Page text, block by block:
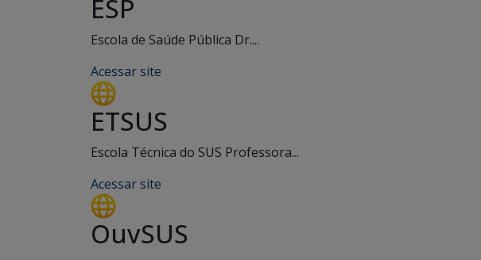
ESP
Escola de Saúde Pública Dr....
Acessar site
ETSUS
Escola Técnica do SUS Professora...
Acessar site
OuvSUS